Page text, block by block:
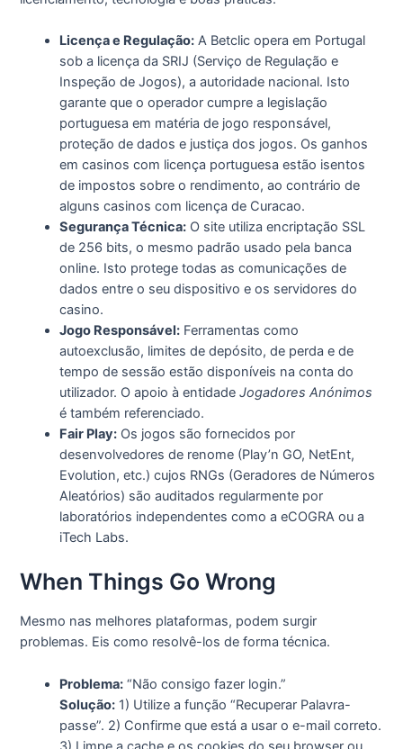
Licença e Regulação: A Betclic opera em Portugal
sob a licença da SRIJ (Serviço de Regulação e
Inspeção de Jogos), a autoridade nacional. Isto
garante que o operador cumpre a legislação
portuguesa em matéria de jogo responsável,
proteção de dados e justiça dos jogos. Os ganhos
em casinos com licença portuguesa estão isentos
de impostos sobre o rendimento, ao contrário de
alguns casinos com licença de Curacao.
Segurança Técnica: O site utiliza encriptação SSL
de 256 bits, o mesmo padrão usado pela banca
online. Isto protege todas as comunicações de
dados entre o seu dispositivo e os servidores do
casino.
Jogo Responsável: Ferramentas como
autoexclusão, limites de depósito, de perda e de
tempo de sessão estão disponíveis na conta do
utilizador. O apoio à entidadeJogadores Anónimos
é também referenciado.
Fair Play: Os jogos são fornecidos por
desenvolvedores de renome (Play’n GO, NetEnt,
Evolution, etc.) cujos RNGs (Geradores de Números
Aleatórios) são auditados regularmente por
laboratórios independentes como a eCOGRA ou a
iTech Labs.
When Things Go Wrong
Mesmo nas melhores plataformas, podem surgir
problemas. Eis como resolvê-los de forma técnica.
Problema: “Não consigo fazer login.”
Solução: 1) Utilize a função “Recuperar Palavra-
passe”. 2) Confirme que está a usar o e-mail correto.